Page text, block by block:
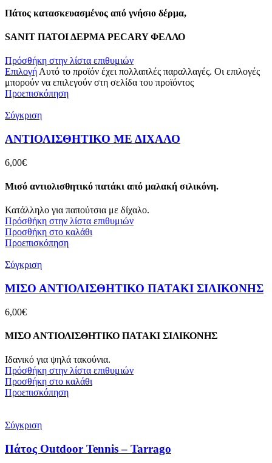
Πάτος κατασκευασμένος από γνήσιο δέρμα,
SANIT ΠΑΤΟΙ ΔΕΡΜΑ PECARY ΦΕΛΛΟ
Πρόσθήκη στην λίστα επιθυμιών
Επιλογή Αυτό το προϊόν έχει πολλαπλές παραλλαγές. Οι επιλογές
μπορούν να επιλεγούν στη σελίδα του προϊόντος
Προεπισκόπηση
Σύγκριση
ΑΝΤΙΟΛΙΣΘΗΤΙΚΟ ΜΕ ΔΙΧΑΛΟ
6,00€
Μισό αντιολισθητικό πατάκι από μαλακή σιλικόνη.
Κατάλληλο για παπούτσια με δίχαλο.
Πρόσθήκη στην λίστα επιθυμιών
Προσθήκη στο καλάθι
Προεπισκόπηση
Σύγκριση
ΜΙΣΟ ΑΝΤΙΟΛΙΣΘΗΤΙΚΟ ΠATAKI ΣΙΛΙΚΟΝΗΣ
6,00€
ΜΙΣΟ ΑΝΤΙΟΛΙΣΘΗΤΙΚΟ ΠATAKI ΣΙΛΙΚΟΝΗΣ
Ιδανικό για ψηλά τακούνια.
Πρόσθήκη στην λίστα επιθυμιών
Προσθήκη στο καλάθι
Προεπισκόπηση
Σύγκριση
Πάτος Outdoor Tennis – Tarrago